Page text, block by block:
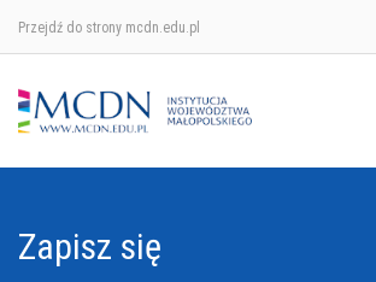
Przejdź do strony mcdn.edu.pl
Zapisz się
Ośrodek w Krakowie
Ośrodek w Nowym
Ośrodek w Tarnowie